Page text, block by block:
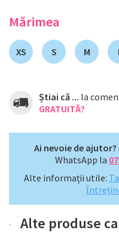
Mărimea
XS S M
Știai că ... la
GRATUITĂ?
Ai nevoie de ajutor?
WhatsApp la
Alte informații utile:
Alte produse